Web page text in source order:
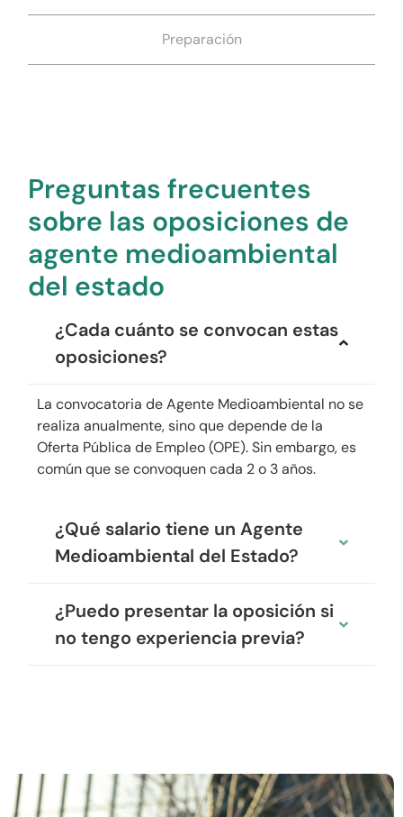
Preparación
Preguntas frecuentes
sobre las oposiciones de
agente medioambiental
del estado
¿Cada cuánto se convocan estas
oposiciones?
La convocatoria de Agente Medioambiental no se
realiza anualmente, sino que depende de la
Oferta Pública de Empleo (OPE). Sin embargo, es
común que se convoquen cada 2 o 3 años.
¿Qué salario tiene un Agente
Medioambiental del Estado?
¿Puedo presentar la oposición si
no tengo experiencia previa?